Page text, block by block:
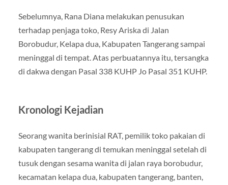
Sebelumnya, Rana Diana melakukan penusukan
terhadap penjaga toko, Resy Ariska di Jalan
Borobudur, Kelapa dua, Kabupaten Tangerang sampai
meninggal di tempat. Atas perbuatannya itu, tersangka
di dakwa dengan Pasal 338 KUHP Jo Pasal 351 KUHP.
Kronologi Kejadian
Seorang wanita berinisial RAT, pemilik toko pakaian di
kabupaten tangerang di temukan meninggal setelah di
tusuk dengan sesama wanita di jalan raya borobudur,
kecamatan kelapa dua, kabupaten tangerang, banten,